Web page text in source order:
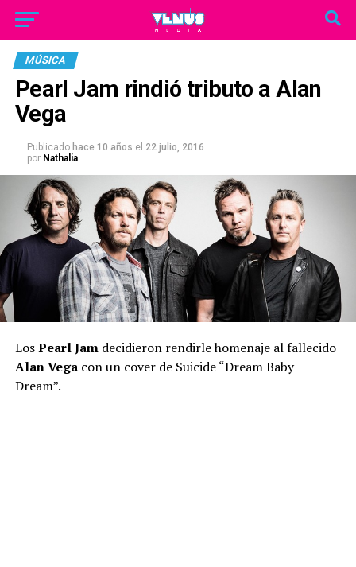
MÚSICA
Pearl Jam rindió tributo a Alan
Vega
Publicado hace 10 años el 22 julio, 2016
por Nathalia
LosPearl Jamdecidieron rendirle homenaje al fallecido
Alan Vegacon un cover de Suicide “Dream Baby
Dream”.